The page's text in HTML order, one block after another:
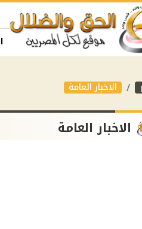
الاخبار العامة
الاخبار العامة